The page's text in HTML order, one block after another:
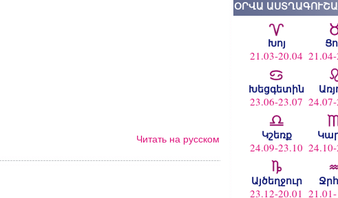
Читать на русском
ՕՐՎԱ
Խոյ
21.03-20.04
Խեցգետին
23.06-23.07
Կշեռք
24.09-23.10
Այծեղջուր
23.12-20.01